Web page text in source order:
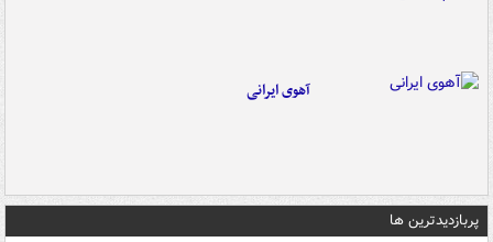
آهوی ایرانی
پربازدیدترین ها